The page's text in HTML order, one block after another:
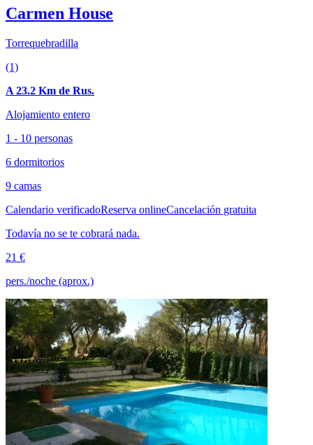
Carmen House
Torrequebradilla
(1)
A 23.2 Km de Rus.
Alojamiento entero
1 - 10 personas
6 dormitorios
9 camas
Calendario verificadoReserva onlineCancelación gratuita
Todavía no se te cobrará nada.
21 €
pers./noche (aprox.)